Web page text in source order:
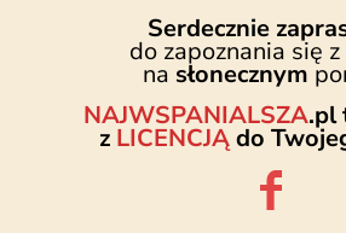
Serdecznie
do zapoznania się
na słonecznym
NAJWSPANIALSZA.pl
z LICENCJĄdo